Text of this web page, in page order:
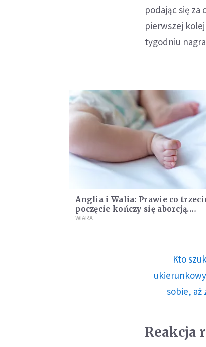
podając się
pierwszej
tygodniu
Anglia i Walia: Prawie co
poczęcie kończy się aborcją.
Biskupi mówią o "narodowej
WIARA
Kto
sobie, aż
Reakcja